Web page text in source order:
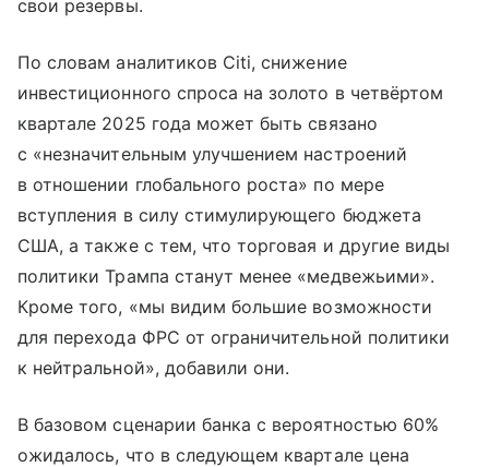
свои резервы.
По словам аналитиков Citi, снижение
инвестиционного спроса на золото в четвёртом
квартале 2025 года может быть связано
с «незначительным улучшением настроений
в отношении глобального роста» по мере
вступления в силу стимулирующего бюджета
США, а также с тем, что торговая и другие виды
политики Трампа станут менее «медвежьими».
Кроме того, «мы видим большие возможности
для перехода ФРС от ограничительной политики
к нейтральной», добавили они.
В базовом сценарии банка с вероятностью 60%
ожидалось, что в следующем квартале цена